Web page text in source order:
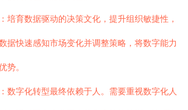
培育数据驱动的决策文化，提升组织敏捷性，
据快速感知市场变化并调整策略，将数字能力
势。
数字化转型最终依赖于人。需要重视数字化人